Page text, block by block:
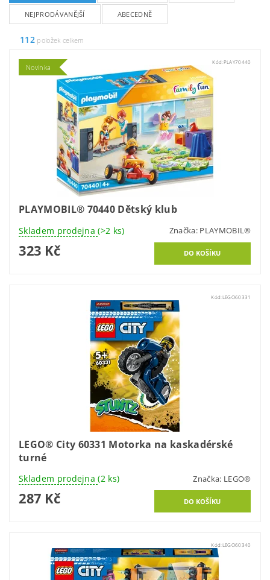
NEJPRODÁVANĚJŠÍ ABECEDNĚ
112položek celkem
Novinka
Kód: PLAY70440
PLAYMOBIL® 70440 Dětský klub
Skladem prodejna(>2 ks) Značka: PLAYMOBIL®
323 Kč
Kód: LEGO60331
LEGO® City 60331 Motorka na kaskadérské
turné
Skladem prodejna(2 ks) Značka: LEGO®
287 Kč
Kód:LEGO60340